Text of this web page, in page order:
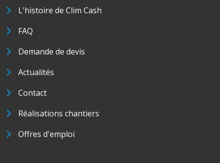
L'histoire de Clim Cash
FAQ
Demande de devis
Actualités
Contact
Réalisations chantiers
Offres d'emploi